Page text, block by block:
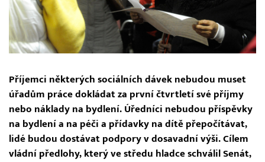
Příjemci některých sociálních dávek nebudou muset
úřadům práce dokládat za první čtvrtletí své příjmy
nebo náklady na bydlení. Úředníci nebudou příspěvky
na bydlení a na péči a přídavky na dítě přepočítávat,
lidé budou dostávat podpory v dosavadní výši. Cílem
vládní předlohy, který ve středu hladce schválil Senát,